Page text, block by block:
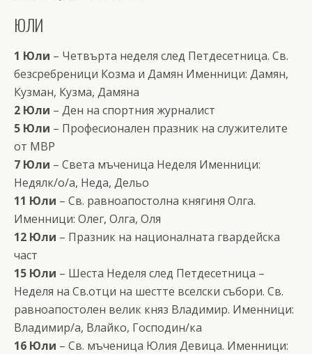
ЮЛИ
1 Юли – Четвърта неделя след Петдесетница. Св.
безсребреници Козма и Дамян Именници: Дамян,
Кузман, Кузма, Дамяна
2 Юли – Ден на спортния журналист
5 Юли – Професионален празник на служителите
от МВР
7 Юли – Света мъченица Неделя Именници:
Недялк/о/а, Неда, Дельо
11 Юли – Св. равноапостолна княгиня Олга.
Именници: Олег, Олга, Оля
12 Юли – Празник на националната гвардейска
част
15 Юли – Шеста Неделя след Петдесетница –
Неделя на Св.отци на шестте вселски събори. Св.
равноапостолен велик княз Владимир. Именници:
Владимир/а, Влайко, Господин/ка
16 Юли – Св. мъченица Юлия Девица. Именници: